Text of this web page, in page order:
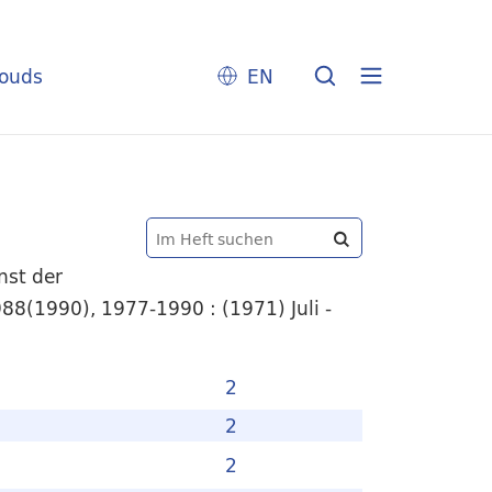
EN
der
1977-1990 : (1971) Juli -
2
2
2